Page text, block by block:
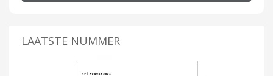
LAATSTE NUMMER